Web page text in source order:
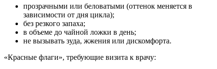
прозрачными или беловатыми (оттенок меняется в
зависимости от дня цикла);
без резкого запаха;
в объеме до чайной ложки в день;
не вызывать зуда, жжения или дискомфорта.
«Красные флаги», требующие визита к врачу: